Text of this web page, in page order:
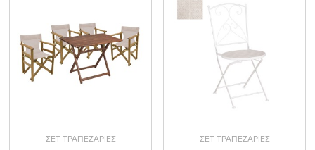
ΣΕΤ ΤΡΑΠΕΖΑΡΙΕΣ ΣΕΤ ΤΡΑΠΕΖΑΡΙΕΣ